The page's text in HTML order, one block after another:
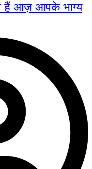
हैं आज़ आपके भाग्य